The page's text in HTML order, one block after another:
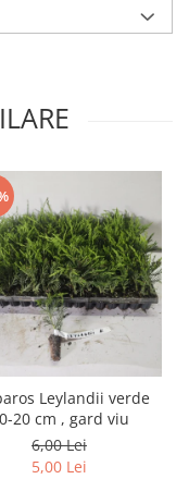
Leylandii verde
20 cm , gard viu
6,00 Lei
5,00 Lei